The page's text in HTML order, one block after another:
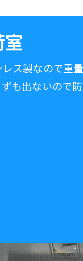
ス製なので重
も出ないので